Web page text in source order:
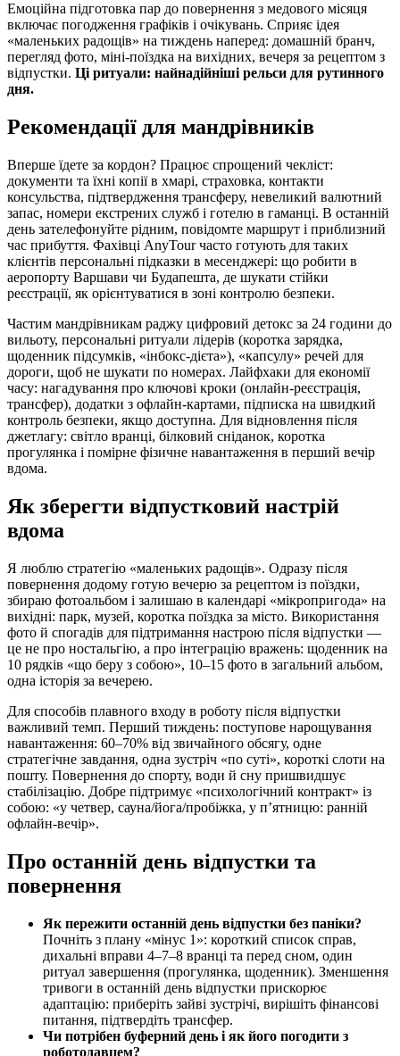
Емоційна підготовка пар до повернення з медового місяця
включає погодження графіків і очікувань. Сприяє ідея
«маленьких радощів» на тиждень наперед: домашній бранч,
перегляд фото, міні-поїздка на вихідних, вечеря за рецептом з
відпустки. Ці ритуали: найнадійніші рельси для рутинного
дня.
Рекомендації для мандрівників
Вперше їдете за кордон? Працює спрощений чекліст:
документи та їхні копії в хмарі, страховка, контакти
консульства, підтвердження трансферу, невеликий валютний
запас, номери екстрених служб і готелю в гаманці. В останній
день зателефонуйте рідним, повідомте маршрут і приблизний
час прибуття. Фахівці AnyTour часто готують для таких
клієнтів персональні підказки в месенджері: що робити в
аеропорту Варшави чи Будапешта, де шукати стійки
реєстрації, як орієнтуватися в зоні контролю безпеки.
Частим мандрівникам раджу цифровий детокс за 24 години до
вильоту, персональні ритуали лідерів (коротка зарядка,
щоденник підсумків, «інбокс-дієта»), «капсулу» речей для
дороги, щоб не шукати по номерах. Лайфхаки для економії
часу: нагадування про ключові кроки (онлайн-реєстрація,
трансфер), додатки з офлайн-картами, підписка на швидкий
контроль безпеки, якщо доступна. Для відновлення після
джетлагу: світло вранці, білковий сніданок, коротка
прогулянка і помірне фізичне навантаження в перший вечір
вдома.
Як зберегти відпустковий настрій
вдома
Я люблю стратегію «маленьких радощів». Одразу після
повернення додому готую вечерю за рецептом із поїздки,
збираю фотоальбом і залишаю в календарі «мікропригода» на
вихідні: парк, музей, коротка поїздка за місто. Використання
фото й спогадів для підтримання настрою після відпустки —
це не про ностальгію, а про інтеграцію вражень: щоденник на
10 рядків «що беру з собою», 10–15 фото в загальний альбом,
одна історія за вечерею.
Для способів плавного входу в роботу після відпустки
важливий темп. Перший тиждень: поступове нарощування
навантаження: 60–70% від звичайного обсягу, одне
стратегічне завдання, одна зустріч «по суті», короткі слоти на
пошту. Повернення до спорту, води й сну пришвидшує
стабілізацію. Добре підтримує «психологічний контракт» із
собою: «у четвер, сауна/йога/пробіжка, у п’ятницю: ранній
офлайн-вечір».
Про останній день відпустки та
повернення
Як пережити останній день відпустки без паніки?
Почніть з плану «мінус 1»: короткий список справ,
дихальні вправи 4–7–8 вранці та перед сном, один
ритуал завершення (прогулянка, щоденник). Зменшення
тривоги в останній день відпустки прискорює
адаптацію: приберіть зайві зустрічі, вирішіть фінансові
питання, підтвердіть трансфер.
Чи потрібен буферний день і як його погодити з
роботодавцем?